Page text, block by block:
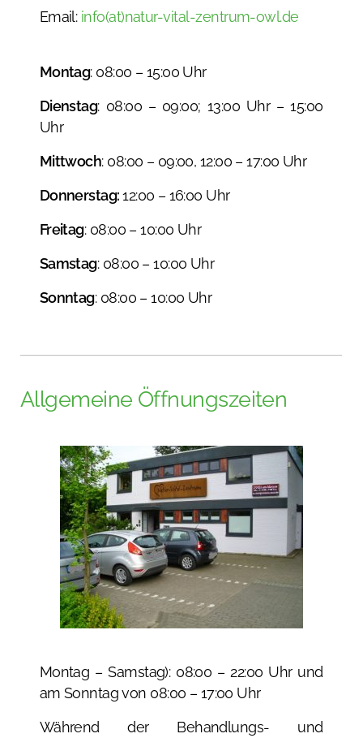
Email:info(at)natur-vital-zentrum-owl.de
Montag: 08:00 – 15:00 Uhr
Dienstag: 08:00 – 09:00; 13:00 Uhr – 15:00
Uhr
Mittwoch: 08:00 – 09:00, 12:00 – 17:00 Uhr
Donnerstag:12:00 – 16:00 Uhr
Freitag: 08:00 – 10:00 Uhr
Samstag: 08:00 – 10:00 Uhr
Sonntag: 08:00 – 10:00 Uhr
Allgemeine Öffnungszeiten
Montag – Samstag): 08:00 – 22:00 Uhr und
am Sonntag von 08:00 – 17:00 Uhr
Während der Behandlungs- und